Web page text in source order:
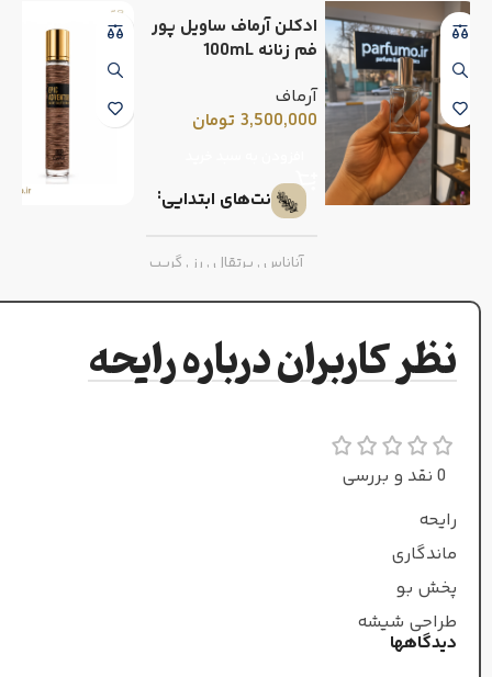
ادکلن آرماف ساویل پور
فم زنانه 100mL
آرماف
3,500,000 تومان
نت‌های ابتدایی
آناناس , پرتقال , رز , گریپ
نت‌های میانی
نظر کاربران درباره رایحه
0 نقد و بررسی
رایحه
ماندگاری
پخش بو
طراحی شیشه
دیدگاهها